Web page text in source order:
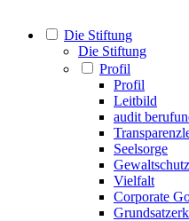
Die Stiftung
Die Stiftung
Profil
Profil
Leitbild
audit
Seelsorge
Gewaltschutz
Vielfalt
Corporate